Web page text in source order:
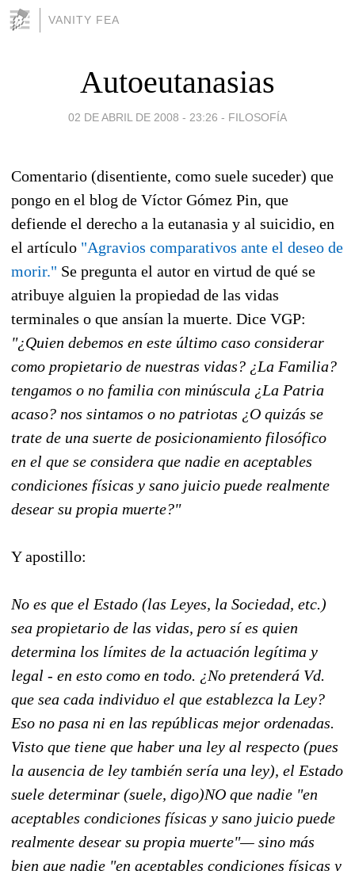
VANITY FEA
Autoeutanasias
02 DE ABRIL DE 2008 - 23:26 - FILOSOFÍA
Comentario (disentiente, como suele suceder) que
pongo en el blog de Víctor Gómez Pin, que
defiende el derecho a la eutanasia y al suicidio, en
el artículo "Agravios comparativos ante el deseo de
morir." Se pregunta el autor en virtud de qué se
atribuye alguien la propiedad de las vidas
terminales o que ansían la muerte. Dice VGP:
"¿Quien debemos en este último caso considerar
como propietario de nuestras vidas? ¿La Familia?
tengamos o no familia con minúscula ¿La Patria
acaso? nos sintamos o no patriotas ¿O quizás se
trate de una suerte de posicionamiento filosófico
en el que se considera que nadie en aceptables
condiciones físicas y sano juicio puede realmente
desear su propia muerte?"
Y apostillo:
No es que el Estado (las Leyes, la Sociedad, etc.)
sea propietario de las vidas, pero sí es quien
determina los límites de la actuación legítima y
legal - en esto como en todo. ¿No pretenderá Vd.
que sea cada individuo el que establezca la Ley?
Eso no pasa ni en las repúblicas mejor ordenadas.
Visto que tiene que haber una ley al respecto (pues
la ausencia de ley también sería una ley), el Estado
suele determinar (suele, digo)NO que nadie "en
aceptables condiciones físicas y sano juicio puede
realmente desear su propia muerte"— sino más
bien que nadie "en aceptables condiciones físicas y